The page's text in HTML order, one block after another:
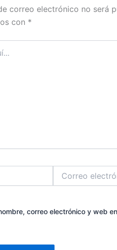
correo electrónico no será
con *
electrónico*
correo electrónico y web